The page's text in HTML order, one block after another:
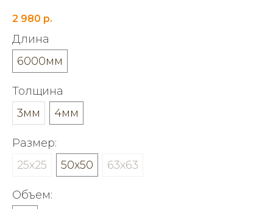
2 980 р.
Длина
6000мм
Толщина
3мм
4мм
Размер:
25х25
50х50 63х63
Объем: